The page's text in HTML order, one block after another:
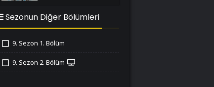
Sezonun Diğer Bölümleri
9. Sezon 1. Bölüm
9. Sezon 2. Bölüm